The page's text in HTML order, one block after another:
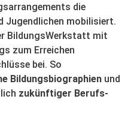
die
Jugendlichen mobilisiert.
BildungsWerkstatt mit
zum Erreichen
bei. So
Bildungsbiographien und
zukünftiger Berufs-